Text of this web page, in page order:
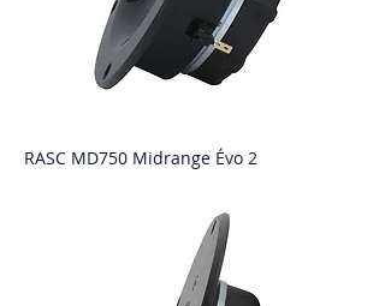
RASC MD750 Midrange Évo 2